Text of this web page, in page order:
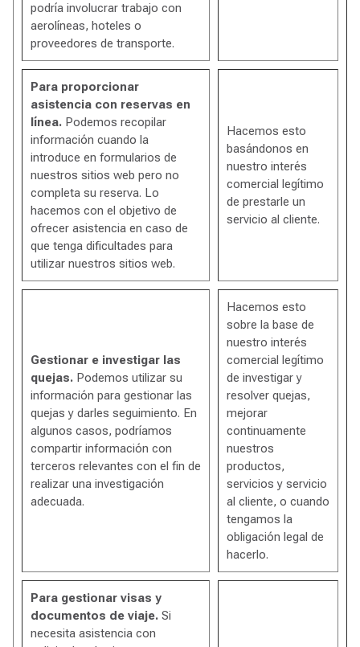
podría involucrar trabajo con
aerolíneas, hoteles o
proveedores de transporte.
Para proporcionar
asistencia con reservas en
línea. Podemos recopilar
información cuando la
introduce en formularios de
nuestros sitios web pero no
completa su reserva. Lo
hacemos con el objetivo de
ofrecer asistencia en caso de
que tenga dificultades para
utilizar nuestros sitios web.
Hacemos esto
basándonos en
nuestro interés
comercial legítimo
de prestarle un
servicio al cliente.
Gestionar e investigar las
quejas. Podemos utilizar su
información para gestionar las
quejas y darles seguimiento. En
algunos casos, podríamos
compartir información con
terceros relevantes con el fin de
realizar una investigación
adecuada.
Hacemos esto
sobre la base de
nuestro interés
comercial legítimo
de investigar y
resolver quejas,
mejorar
continuamente
nuestros
productos,
servicios y servicio
al cliente, o cuando
tengamos la
obligación legal de
hacerlo.
Para gestionar visas y
documentos de viaje. Si
necesita asistencia con